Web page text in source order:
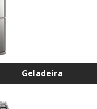
Geladeira
de Geladeira na Zona Norte